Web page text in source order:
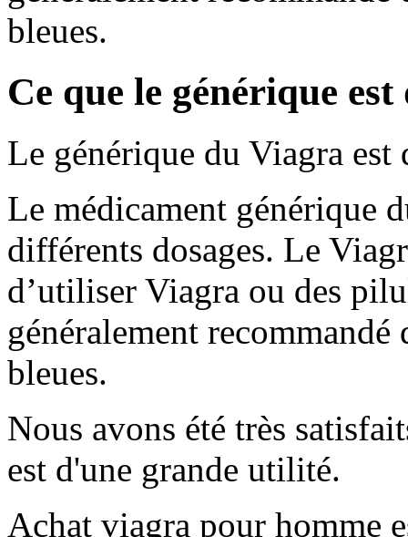
bleues.
Ce que le générique
Le générique du Viagra
Le médicament générique
différents dosages. Le
d’utiliser Viagra ou des
généralement
bleues.
Nous avons été très
est d'une grande utilité.
Achat viagra pour homme